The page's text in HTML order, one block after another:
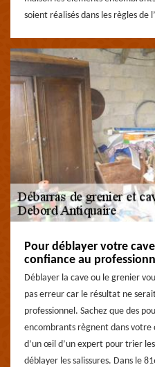
soient réalisés dans les règles
Pour déblayer votre
confiance au
Déblayer la cave ou le grenier
pas erreur car le résultat ne
professionnel. Sachez que des
encombrants règnent dans votre
d’un œil d’un expert pour trier
déblayer les salissures. Dans le